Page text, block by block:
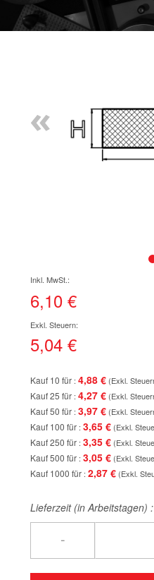
«
der
Bildgalerie
6,10 €
5,04 €
Kauf 10 für 4,88 €
Kauf 25 für 4,27 €
Kauf 50 für 3,97 €
Kauf 100 für 3,65 €
Kauf 250 für 3,35 €
Kauf 500 für 3,05 €
Kauf 1000 für 2,87 €
Lieferzeit (in Arbeitstagen) :
-